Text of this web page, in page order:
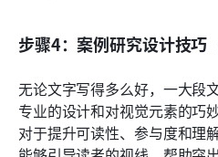
步骤4：案例研究设计技巧
无论文字写得多么好，一大段
专业的设计和对视觉元素的巧
对于提升可读性、参与度和理